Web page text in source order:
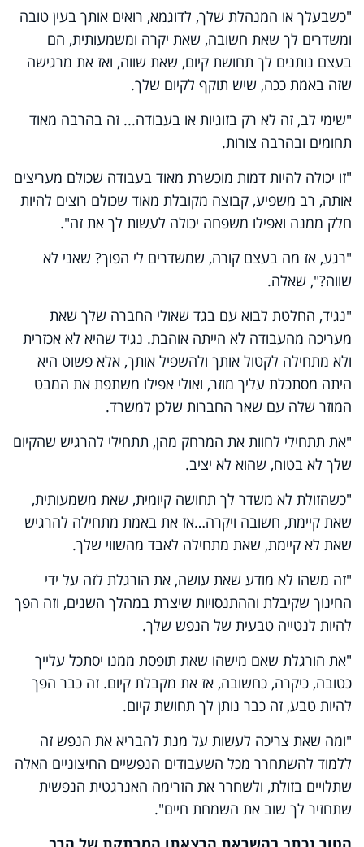
"כשבעלך או המנהלת שלך, לדוגמא, רואים אותך בעין טובה
ומשדרים לך שאת חשובה, שאת יקרה ומשמעותית, הם
בעצם נותנים לך תחושת קיום, שאת שווה, ואז את מרגישה
שזה באמת ככה, שיש תוקף לקיום שלך.
"שימי לב, זה לא רק בזוגיות או בעבודה... זה בהרבה מאוד
תחומים ובהרבה צורות.
"זו יכולה להיות דמות מוכשרת מאוד בעבודה שכולם מעריצים
אותה, רב משפיע, קבוצה מקובלת מאוד שכולם רוצים להיות
חלק ממנה ואפילו משפחה יכולה לעשות לך את זה".
"רגע, אז מה בעצם קורה, שמשדרים לי הפוך? שאני לא
שווה?", שאלה.
"נגיד, החלטת לבוא עם בגד שאולי החברה שלך שאת
מעריכה מהעבודה לא הייתה אוהבת. נגיד שהיא לא אכזרית
ולא מתחילה לקטול אותך ולהשפיל אותך, אלא פשוט היא
היתה מסתכלת עליך מוזר, ואולי אפילו משתפת את המבט
המוזר שלה עם שאר החברות שלכן למשרד.
"את תתחילי לחוות את המרחק מהן, תתחילי להרגיש שהקיום
שלך לא בטוח, שהוא לא יציב.
"כשהזולת לא משדר לך תחושה קיומית, שאת משמעותית,
שאת קיימת, חשובה ויקרה…אז את באמת מתחילה להרגיש
שאת לא קיימת, שאת מתחילה לאבד מהשווי שלך.
"זה משהו לא מודע שאת עושה, את הורגלת לזה על ידי
החינוך שקיבלת וההתנסויות שיצרת במהלך השנים, וזה הפך
להיות לנטייה טבעית של הנפש שלך.
"את הורגלת שאם מישהו שאת תופסת ממנו יסתכל עלייך
כטובה, כיקרה, כחשובה, אז את מקבלת קיום. זה כבר הפך
להיות טבע, זה כבר נותן לך תחושת קיום.
"ומה שאת צריכה לעשות על מנת להבריא את הנפש זה
ללמוד להשתחרר מכל השעבודים הנפשיים החיצוניים האלה
שתלויים בזולת, ולשחרר את הזרימה האנרגטית הנפשית
שתחזיר לך שוב את השמחת חיים".